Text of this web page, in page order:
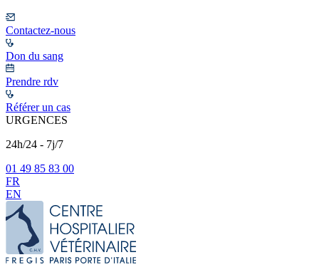
Contactez-nous
Don du sang
Prendre rdv
Référer un cas
URGENCES
24h/24 - 7j/7
01 49 85 83 00
FR
EN